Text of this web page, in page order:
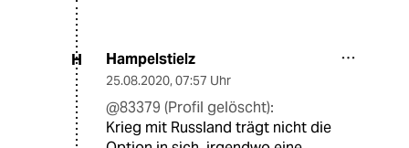
H Hampelstielz
25.08.2020, 07:57 Uhr
@83379 (Profil gelöscht):
Krieg mit Russland trägt nicht die